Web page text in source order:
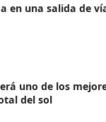
en una salida de
uno de los
del sol